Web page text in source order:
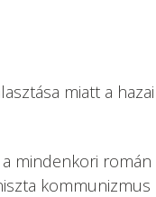
miatt a hazai
mindenkori román
kommunizmus